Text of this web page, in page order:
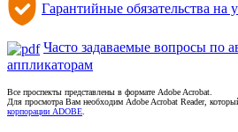
Гарантийные обязательства
Часто задаваемые вопросы по
аппликаторам
Все проспекты представлены в формате Adobe Acrobat.
Для просмотра Вам необходим Adobe Acrobat Reader,
корпорации ADOBE